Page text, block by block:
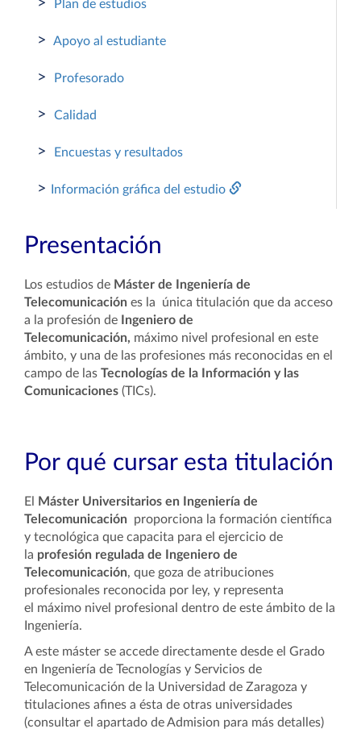
> Plan de estudios
> Apoyo al estudiante
> Profesorado
> Calidad
> Encuestas y resultados
> Información gráfica del estudio
Presentación
Los estudios de Máster de Ingeniería de
Telecomunicación es la única titulación que da acceso
a la profesión de
Ingeniero de
Telecomunicación, máximo nivel profesional en este
ámbito, y una de las profesiones más reconocidas en el
campo de las Tecnologías de la Información y las
Comunicaciones (TICs).
Por qué cursar esta titulación
El
Máster Universitarios en Ingeniería de
Telecomunicación proporciona la formación científica
y tecnológica que capacita para el ejercicio de
la profesión regulada de Ingeniero de
Telecomunicación, que goza de atribuciones
profesionales reconocida por ley, y representa
el máximo nivel profesional dentro de este ámbito de la
Ingeniería.
A este máster se accede directamente desde el Grado
en Ingeniería de Tecnologías y Servicios de
Telecomunicación de la Universidad de Zaragoza y
titulaciones afines a ésta de otras universidades
(consultar el apartado de Admision para más detalles)